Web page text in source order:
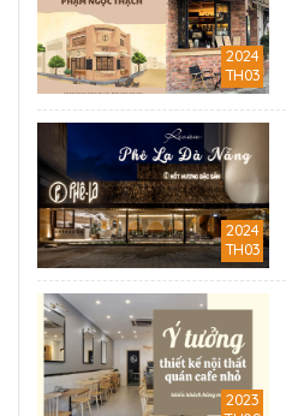
2024
TH03
2024
TH03
2023